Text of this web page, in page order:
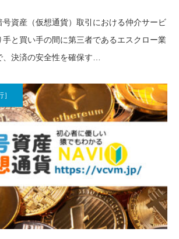
号資産（仮想通貨）取引における仲介サービ
手と買い手の間に第三者であるエスクロー業
決済の安全性を確保す…